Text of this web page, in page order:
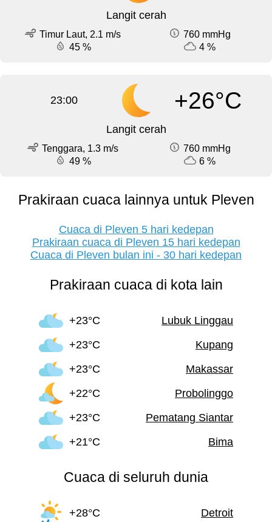
Langit cerah
Timur Laut, 2.1 m/s
760 mmHg
45 %
4 %
23:00 +26°C
Langit cerah
Tenggara, 1.3 m/s
760 mmHg
49 %
6 %
Prakiraan cuaca lainnya untuk Pleven
Cuaca di Pleven 5 hari kedepan
Prakiraan cuaca di Pleven 15 hari kedepan
Cuaca di Pleven bulan ini - 30 hari kedepan
Prakiraan cuaca di kota lain
+23°C
Lubuk Linggau
+23°C
Kupang
+23°C
Makassar
+22°C
Probolinggo
+23°C
Pematang Siantar
+21°C
Bima
Cuaca di seluruh dunia
+28°C Detroit